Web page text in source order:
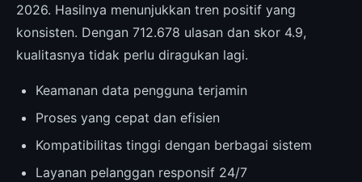
2026. Hasilnya menunjukkan tren positif yang
konsisten. Dengan 712.678 ulasan dan skor 4.9,
kualitasnya tidak perlu diragukan lagi.
Keamanan data pengguna terjamin
Proses yang cepat dan efisien
Kompatibilitas tinggi dengan berbagai sistem
Layanan pelanggan responsif 24/7